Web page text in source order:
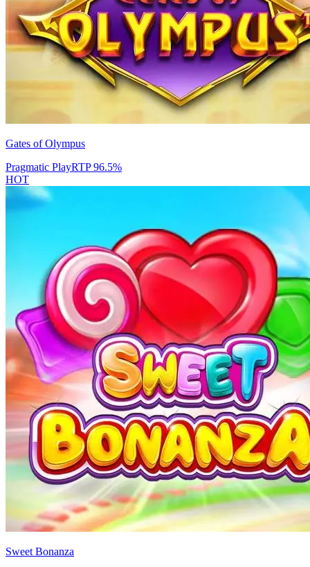
Gates of Olympus
Pragmatic PlayRTP96.5%
HOT
Sweet Bonanza